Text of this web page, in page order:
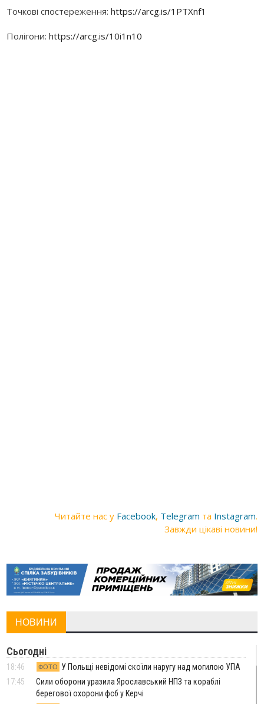
Точкові спостереження:https://arcg.is/1PTXnf1
Полігони:https://arcg.is/10i1n10
Читайте нас у Facebook, Telegram та Instagram.
Завжди цікаві новини!
НОВИНИ
Сьогодні
18:46 ФОТО
У Польщі невідомі скоїли наругу над могилою УПА
17:45
Сили оборони уразила Ярославський НПЗ та кораблі
берегової охорони фсб у Керчі